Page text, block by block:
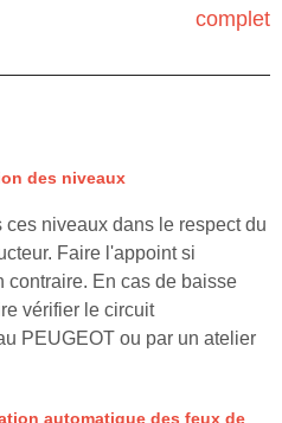
complet
des niveaux
niveaux dans le respect du
Faire l'appoint si
contraire. En cas de baisse
vérifier le circuit
PEUGEOT ou par un atelier
automatique des feux de